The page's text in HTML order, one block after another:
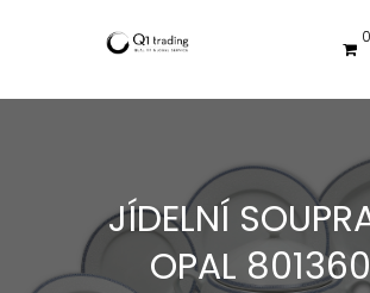
0
JÍDELNÍ
OPAL